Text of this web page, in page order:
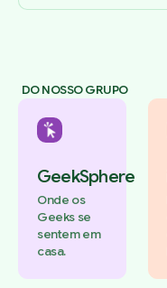
DO NOSSO GRUPO
GeekSphere
Onde os
Geeks se
sentem em
casa.